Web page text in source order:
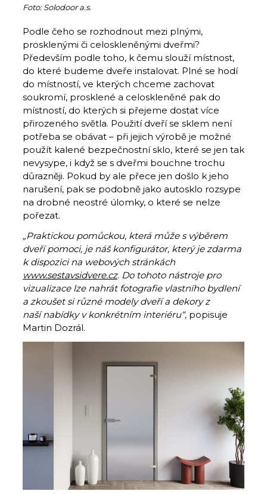
Foto: Solodoor a.s.
Podle čeho se rozhodnout mezi plnými,
prosklenými či celoskleněnými dveřmi?
Především podle toho, k čemu slouží místnost,
do které budeme dveře instalovat. Plné se hodí
do místností, ve kterých chceme zachovat
soukromí, prosklené a celoskleněné pak do
místností, do kterých si přejeme dostat více
přirozeného světla. Použití dveří se sklem není
potřeba se obávat – při jejich výrobě je možné
použít kalené bezpečnostní sklo, které se jen tak
nevysype, i když se s dveřmi bouchne trochu
důrazněji. Pokud by ale přece jen došlo k jeho
narušení, pak se podobně jako autosklo rozsype
na drobné neostré úlomky, o které se nelze
pořezat.
„Praktickou pomůckou, která může s výběrem
dveří pomoci, je náš konfigurátor, který je zdarma
k dispozici na webových stránkách
www.sestavsidvere.cz. Do tohoto nástroje pro
vizualizace lze nahrát fotografie vlastního bydlení
a zkoušet si různé modely dveří a dekory z
naší nabídky v konkrétním interiéru“, popisuje
Martin Dozrál.